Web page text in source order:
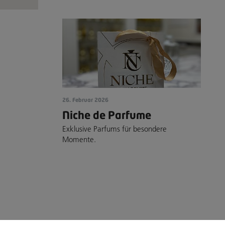
26. Februar 2026
Niche de Parfume
Exklusive Parfums für besondere
Momente.